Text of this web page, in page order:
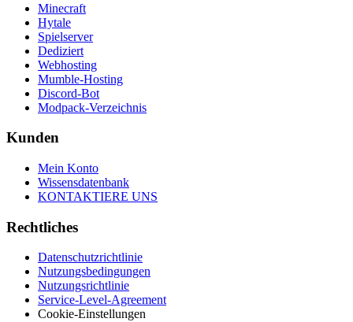
Minecraft
Hytale
Spielserver
Dediziert
Webhosting
Mumble-Hosting
Discord-Bot
Modpack-Verzeichnis
Kunden
Mein Konto
Wissensdatenbank
KONTAKTIERE UNS
Rechtliches
Datenschutzrichtlinie
Nutzungsbedingungen
Nutzungsrichtlinie
Service-Level-Agreement
Cookie-Einstellungen